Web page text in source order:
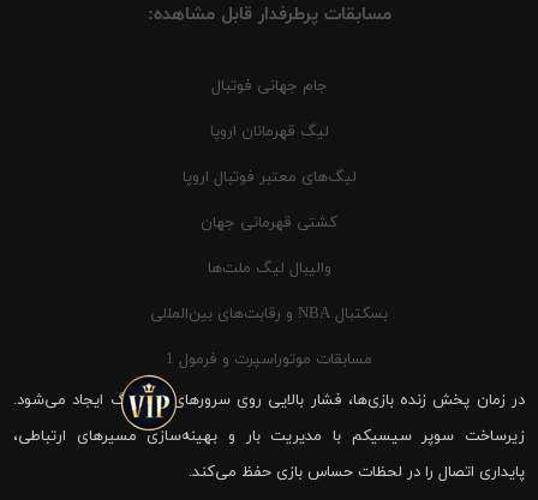
مسابقات پرطرفدار قابل مشاهده:
جام جهانی فوتبال
لیگ قهرمانان اروپا
لیگ‌های معتبر فوتبال اروپا
کشتی قهرمانی جهان
والیبال لیگ ملت‌ها
بسکتبال NBA و رقابت‌های بین‌المللی
مسابقات موتوراسپرت و فرمول 1
در زمان پخش زنده بازی‌ها، فشار بالایی روی سرورهای شیرینگ ایجاد می‌شود.
زیرساخت سوپر سیسیکم با مدیریت بار و بهینه‌سازی مسیرهای ارتباطی،
پایداری اتصال را در لحظات حساس بازی حفظ می‌کند.